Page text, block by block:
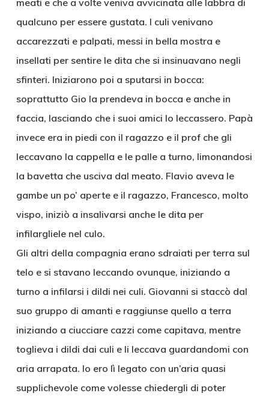
meati e che a volte veniva avvicinata alle labbra di
qualcuno per essere gustata. I culi venivano
accarezzati e palpati, messi in bella mostra e
insellati per sentire le dita che si insinuavano negli
sfinteri. Iniziarono poi a sputarsi in bocca:
soprattutto Gio la prendeva in bocca e anche in
faccia, lasciando che i suoi amici lo leccassero. Papà
invece era in piedi con il ragazzo e il prof che gli
leccavano la cappella e le palle a turno, limonandosi
la bavetta che usciva dal meato. Flavio aveva le
gambe un po’ aperte e il ragazzo, Francesco, molto
vispo, iniziò a insalivarsi anche le dita per
infilargliele nel culo.
Gli altri della compagnia erano sdraiati per terra sul
telo e si stavano leccando ovunque, iniziando a
turno a infilarsi i dildi nei culi. Giovanni si staccò dal
suo gruppo di amanti e raggiunse quello a terra
iniziando a ciucciare cazzi come capitava, mentre
toglieva i dildi dai culi e li leccava guardandomi con
aria arrapata. Io ero lì legato con un’aria quasi
supplichevole come volesse chiedergli di poter